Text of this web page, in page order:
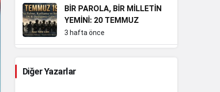
BİR PAROLA, BİR MİLLETİN
YEMİNİ: 20 TEMMUZ
3 hafta önce
Gaziler, Aslında Milletin
Diğer Yazarlar